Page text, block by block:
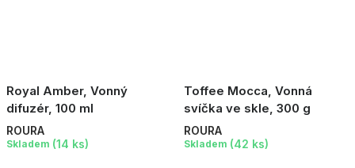
Royal Amber, Vonný
difuzér, 100 ml
ROURA
Skladem (14 ks)
Toffee Mocca, Vonná
svíčka ve skle, 300 g
ROURA
Skladem (42 ks)